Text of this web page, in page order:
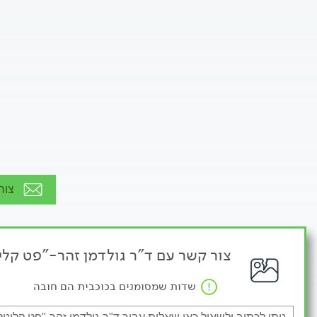
צור קשר עם ד"ר גולדמן זהר-"פט
שדות שמסומנים בכוכבית הם חובה